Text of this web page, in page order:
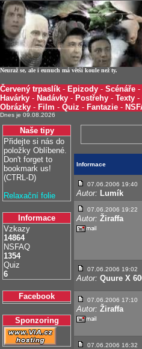
Neuraž se, ale i eunuch má větší koule než ty.
Červený trpaslík - Epizody - Scénáře -
Havárky - Nadávky - Postřehy - Texty -
Obrázky - Film - Quiz - Fantazie -
Dnes je 09.08.2026
Naše tipy
Přidejte si nás do
položky Oblíbené.
Don't forget to
bookmark us!
(CTRL-D)
Relaxační folie
Informace
Vzkazy
14864
NSFAQ
1354
Quiz
6
Facebook
Sponzoring
Informace
07.06.2006 19:40
Autor: Lumík
07.06.2006 19:22
Autor: Žiraffa
07.06.2006 19:02
Autor: Quure X
07.06.2006 17:10
Autor: Žiraffa
07.06.2006 16:32